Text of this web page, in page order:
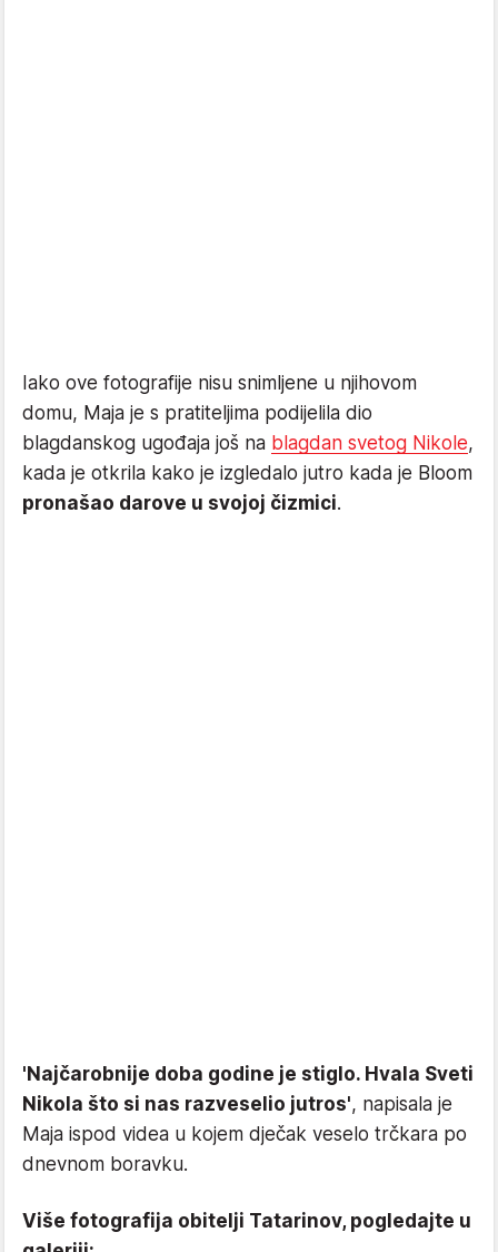
Iako ove fotografije nisu snimljene u njihovom
domu, Maja je s pratiteljima podijelila dio
blagdanskog ugođaja još na blagdan svetog Nikole,
kada je otkrila kako je izgledalo jutro kada je Bloom
pronašao darove u svojoj čizmici.
'Najčarobnije doba godine je stiglo. Hvala Sveti
Nikola što si nas razveselio jutros', napisala je
Maja ispod videa u kojem dječak veselo trčkara po
dnevnom boravku.
Više fotografija obitelji Tatarinov, pogledajte u